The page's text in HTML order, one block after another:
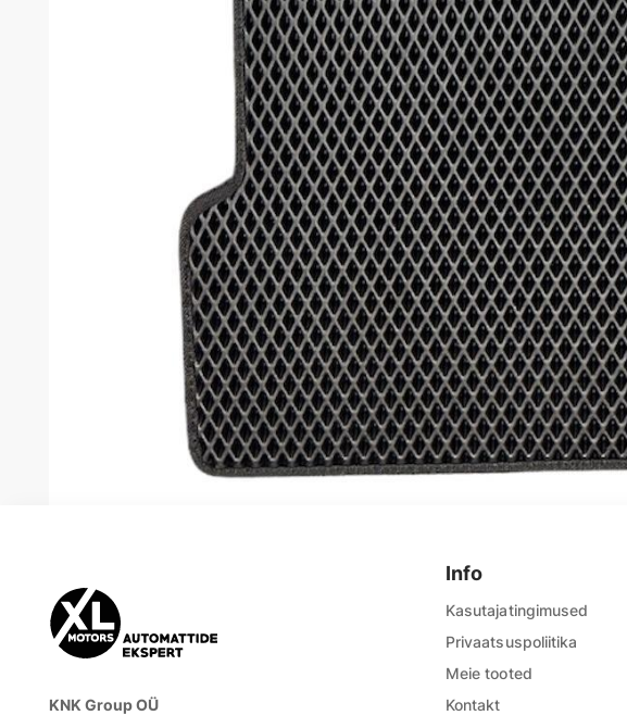
KNK Group OÜ
Info
Kasutajatingimused
Privaatsuspoliitika
Meie tooted
Kontakt